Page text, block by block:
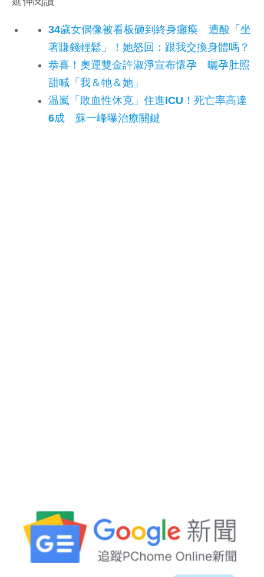
34歲女偶像被看板砸到終身癱瘓 遭酸「坐
著賺錢輕鬆」！她怒回：跟我交換身體嗎？
恭喜！奧運雙金許淑淨宣布懷孕 曬孕肚照
甜喊「我＆牠＆她」
温嵐「敗血性休克」住進ICU！死亡率高達
6成 蘇一峰曝治療關鍵